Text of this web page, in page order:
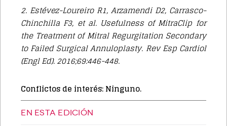
2. Estévez-Loureiro R1, Arzamendi D2, Carrasco-
Chinchilla F3, et al. Usefulness of MitraClip for
the Treatment of Mitral Regurgitation Secondary
to Failed Surgical Annuloplasty. Rev Esp Cardiol
(Engl Ed). 2016;69:446-448.
Conflictos de interés: Ninguno.
EN ESTA EDICIÓN